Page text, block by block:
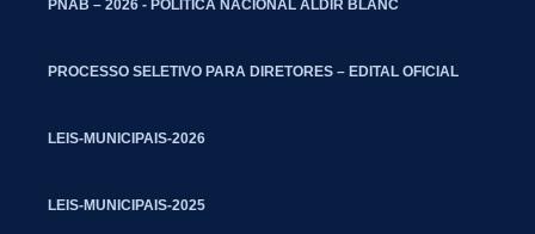
PNAB – 2026 - POLITICA NACIONAL ALDIR BLANC
PROCESSO SELETIVO PARA DIRETORES – EDITAL OFICIAL
LEIS-MUNICIPAIS-2026
LEIS-MUNICIPAIS-2025